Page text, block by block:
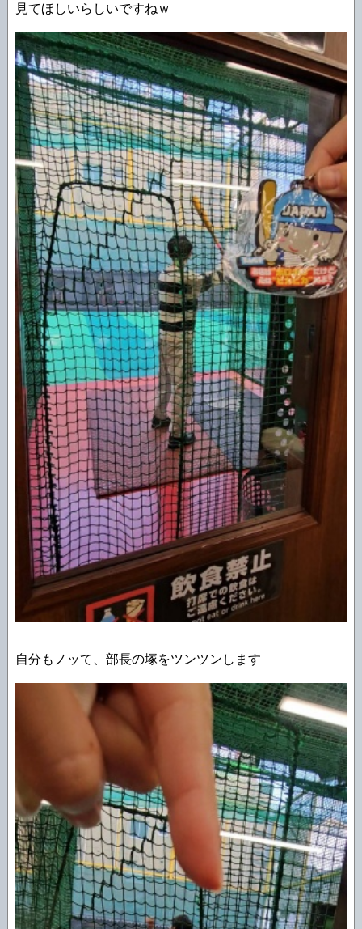
見てほしいらしいですねｗ
自分もノッて、部長の塚をツンツンします